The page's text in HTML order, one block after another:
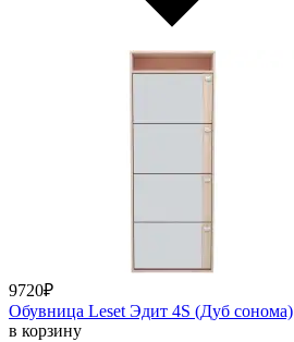
9720₽
Обувница Leset Эдит 4S (Дуб сонома)
в корзину